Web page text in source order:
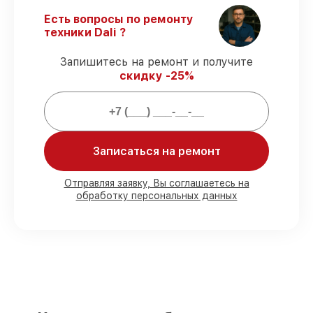
Гарантийное сопровождение – все все
виды ремонта защищены сервисной
Мы гарантируем:
присутствии
запчастей Dali имеются на складе в
доступны для срочного заказа
Подлинные запчасти Dali и надёжные
Есть вопросы по ремонту
техники Dali ?
Запишитесь на ремонт и получите
скидку -25%
Записаться на ремонт
Отправляя заявку, Вы соглашаетесь на
обработку персональных данных